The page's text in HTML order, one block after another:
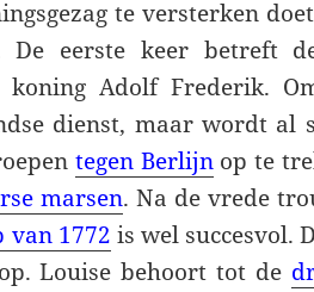
te versterken
De eerste keer betreft
Adolf Frederik.
dienst, maar wordt al
tegen Berlijnop te
marsen. Na de vrede
van 1772 is wel succesvol.
Louise behoort tot de